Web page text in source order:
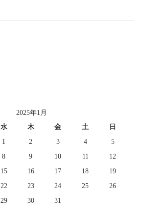
2025年1月
水 木 金 土
日
1
2 3 4
5
8 9 10 11
12
15 16 17 18
19
22 23 24 25
26
29 30
31